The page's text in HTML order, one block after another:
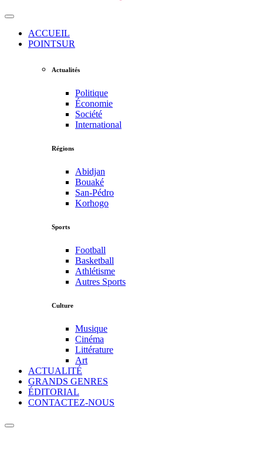
ACCUEIL
POINTSUR
Actualités
Politique
Économie
Société
International
Régions
Abidjan
Bouaké
San-Pédro
Korhogo
Sports
Football
Basketball
Athlétisme
Autres Sports
Culture
Musique
Cinéma
Littérature
Art
ACTUALITÉ
GRANDS GENRES
ÉDITORIAL
CONTACTEZ-NOUS